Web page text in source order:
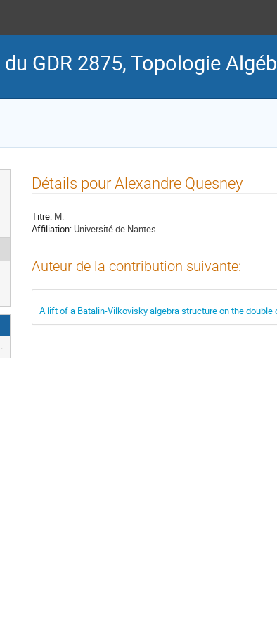
GDR 2875, Topologie
Détails pour Alexandre Quesney
Titre: M.
Affiliation: Université de Nantes
Auteur de la contribution suivante:
A lift of a Batalin-Vilkovisky algebra structure on the